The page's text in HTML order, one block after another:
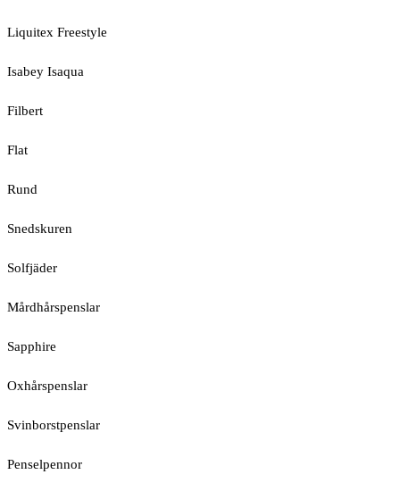
Liquitex Freestyle
Isabey Isaqua
Filbert
Flat
Rund
Snedskuren
Solfjäder
Mårdhårspenslar
Sapphire
Oxhårspenslar
Svinborstpenslar
Penselpennor